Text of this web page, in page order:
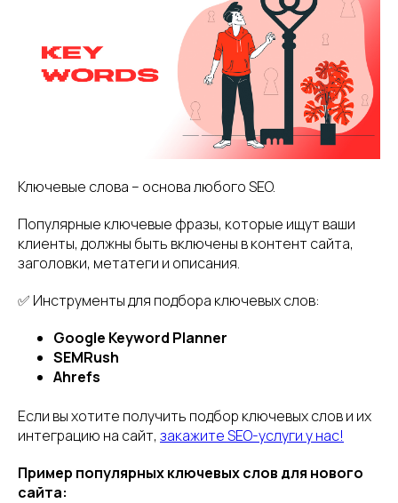
Ключевые слова – основа любого SEO.
Популярные ключевые фразы, которые ищут ваши
клиенты, должны быть включены в контент сайта,
заголовки, метатеги и описания.
✅ Инструменты для подбора ключевых слов:
Google Keyword Planner
SEMRush
Ahrefs
Если вы хотите получить подбор ключевых слов и их
интеграцию на сайт, закажите SEO-услуги у нас!
Пример популярных ключевых слов для нового
сайта: